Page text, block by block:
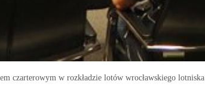
czarterowym w rozkładzie lotów wrocławskiego lotniska